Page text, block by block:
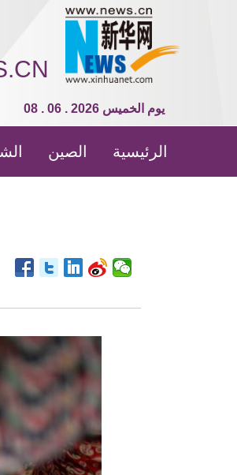
08 . 06 . 2026 يوم الخميس
الرئيسية الصين